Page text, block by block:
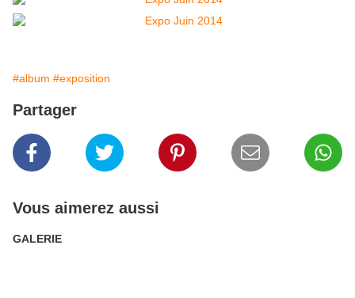
#album #exposition
Partager
Vous aimerez aussi
GALERIE